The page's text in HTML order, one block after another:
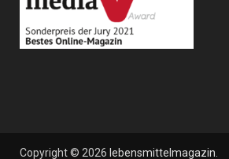
Copyright © 2026 lebensmittelmagazin